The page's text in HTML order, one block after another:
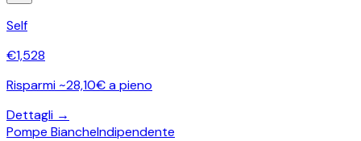
Self
€1,528
Risparmi ~28,10€ a pieno
Dettagli →
Pompe BiancheIndipendente